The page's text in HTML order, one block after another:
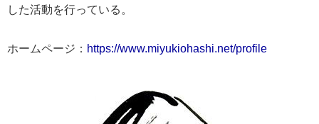
した活動を行っている。
ホームページ： https://www.miyukiohashi.net/profile